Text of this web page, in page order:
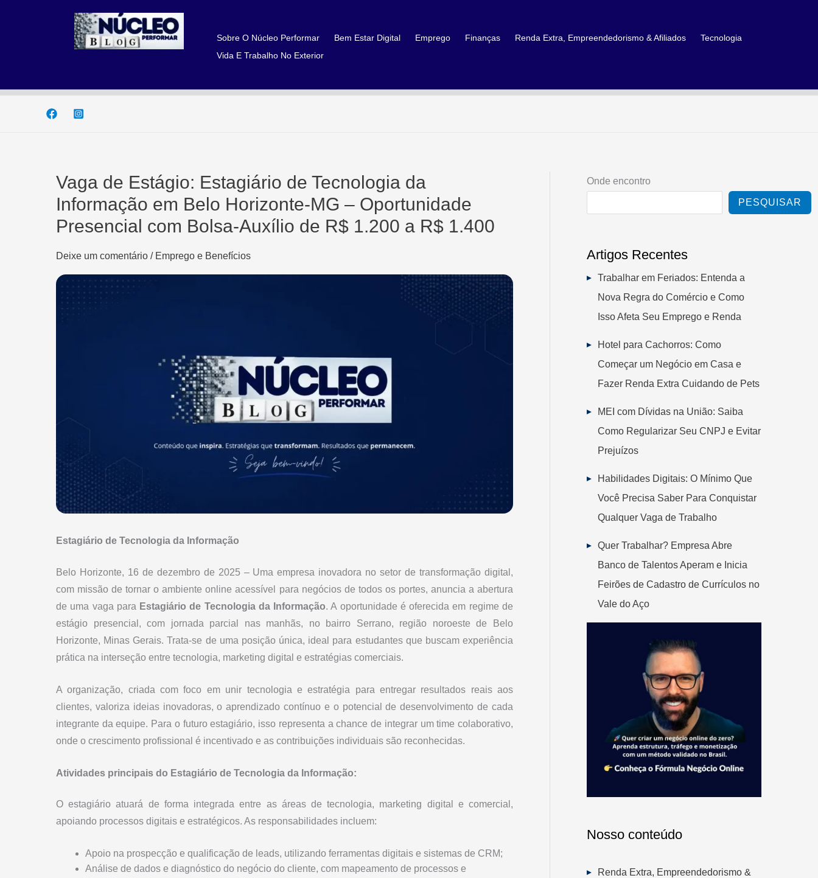
Sobre O Núcleo Performar Bem Estar Digital Emprego Finanças Renda Extra, Empreendedorismo & Afiliados
Tecnologia
Vida E Trabalho No Exterior
Vaga de Estágio: Estagiário de Tecnologia da
Informação em Belo Horizonte-MG – Oportunidade
Presencial com Bolsa-Auxílio de R$ 1.200 a R$ 1.400
Deixe um comentário / Emprego e Benefícios
Estagiário de Tecnologia da Informação
Belo Horizonte, 16 de dezembro de 2025 – Uma empresa inovadora no setor de transformação digital,
com missão de tornar o ambiente online acessível para negócios de todos os portes, anuncia a abertura
de uma vaga para Estagiário de Tecnologia da Informação. A oportunidade é oferecida em regime de
estágio presencial, com jornada parcial nas manhãs, no bairro Serrano, região noroeste de Belo
Horizonte, Minas Gerais. Trata-se de uma posição única, ideal para estudantes que buscam experiência
prática na interseção entre tecnologia, marketing digital e estratégias comerciais.
A organização, criada com foco em unir tecnologia e estratégia para entregar resultados reais aos
clientes, valoriza ideias inovadoras, o aprendizado contínuo e o potencial de desenvolvimento de cada
integrante da equipe. Para o futuro estagiário, isso representa a chance de integrar um time colaborativo,
onde o crescimento profissional é incentivado e as contribuições individuais são reconhecidas.
Atividades principais do Estagiário de Tecnologia da Informação:
O estagiário atuará de forma integrada entre as áreas de tecnologia, marketing digital e comercial,
apoiando processos digitais e estratégicos. As responsabilidades incluem:
Apoio na prospecção e qualificação de leads, utilizando ferramentas digitais e sistemas de CRM;
Análise de dados e diagnóstico do negócio do cliente, com mapeamento de processos e
Onde encontro
PESQUISAR
Artigos Recentes
Trabalhar em Feriados: Entenda a
Nova Regra do Comércio e Como
Isso Afeta Seu Emprego e Renda
Hotel para Cachorros: Como
Começar um Negócio em Casa e
Fazer Renda Extra Cuidando de Pets
MEI com Dívidas na União: Saiba
Como Regularizar Seu CNPJ e Evitar
Prejuízos
Habilidades Digitais: O Mínimo Que
Você Precisa Saber Para Conquistar
Qualquer Vaga de Trabalho
Quer Trabalhar? Empresa Abre
Banco de Talentos Aperam e Inicia
Feirões de Cadastro de Currículos no
Vale do Aço
Nosso conteúdo
Renda Extra, Empreendedorismo &